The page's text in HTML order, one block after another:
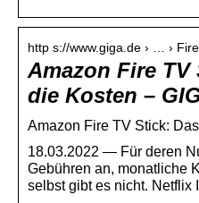
http s://www.giga.de › … ›
Amazon Fire
die Kosten –
Amazon Fire TV Stick:
18.03.2022 — Für deren
Gebühren an, monatliche
selbst gibt es nicht.